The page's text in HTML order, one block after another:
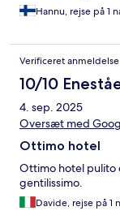
Hannu, rejse på 1
Verificeret anmeldelse
10/10
4. sep. 2025
Oversæt med
Ottimo hotel
Ottimo hotel pulito
gentilissimo.
Davide, rejse på 1